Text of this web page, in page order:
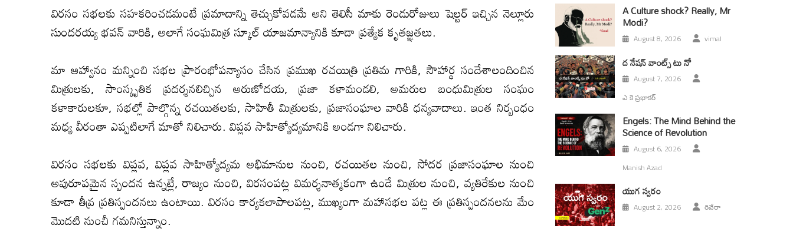
విర‌సం స‌భ‌ల‌కు స‌హ‌క‌రించ‌డ‌మంటే ప్ర‌మాదాన్ని తెచ్చుకోవ‌డ‌మే అని తెలిసీ మాకు రెండురోజులు షెల్టర్ ఇచ్చిన నెల్లూరు
సుందరయ్య భవన్ వారికి, అలాగే సంఘమిత్ర స్కూల్ యాజమాన్యానికి కూడా ప్రత్యేక కృతజ్ఞతలు.
మా ఆహ్వానం మన్నించి సభల ప్రారంభోప‌న్యాసం చేసిన ప్ర‌ముఖ ర‌చ‌యిత్రి ప్రతిమ గారికి, సౌహార్థ సందేశాలందించిన
మిత్రులకు, సాంస్కృతిక ప్రదర్శనలిచ్చిన అరుణోద‌య‌, ప్ర‌జా క‌ళామండ‌లి, అమ‌రుల బంధుమిత్రుల సంఘం
కళాకారులకూ, సభల్లో పాల్గొన్న రచయితలకు, సాహితీ మిత్రులకు, ప్రజాసంఘాల వారికి ధన్యవాదాలు. ఇంత నిర్బంధం
మధ్య వీరంతా ఎప్ప‌టిలాగే మాతో నిలిచారు. విప్ల‌వ సాహిత్యోద్య‌మానికి అండ‌గా నిలిచారు.
విర‌సం స‌భ‌ల‌కు విప్ల‌వ‌, విప్ల‌వ సాహిత్యోద్య‌మ అభిమానుల నుంచి, ర‌చ‌యిత‌ల నుంచి, సోద‌ర ప్ర‌జాసంఘాల నుంచి
అపురూప‌మైన స్పంద‌న ఉన్న‌ట్లే, రాజ్యం నుంచి, విర‌సంప‌ట్ల విమ‌ర్శ‌నాత్మ‌కంగా ఉండే మిత్రుల నుంచి, వ్య‌తిరేకుల నుంచి
కూడా తీవ్ర ప్ర‌తిస్పంద‌న‌లు ఉంటాయి. విర‌సం కార్య‌క‌లాపాల‌ప‌ట్ల‌, ముఖ్యంగా మ‌హాస‌భ‌ల ప‌ట్ల ఈ ప్ర‌తిస్పంద‌న‌ల‌ను మేం
మొద‌టి నుంచీ గ‌మ‌నిస్తున్నాం.
A Culture shock? Really, Mr
Modi?
August 8, 2026 vimal
ద నేషన్ వాంట్స్ టు నో
August 7, 2026
ఎ కె ప్రభాకర్
Engels: The Mind Behind the
Science of Revolution
August 6, 2026
Manish Azad
యుగ స్వ‌రం
August 2, 2026 రివేరా